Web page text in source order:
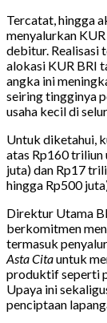
Tercatat, hingga
menyalurkan
debitur. Realisasi
alokasi KUR BRI
angka ini
seiring tingginya
usaha kecil di
Untuk diketahui,
atas Rp160
juta) dan Rp17
hingga Rp500
Direktur Utama
berkomitmen
termasuk
Asta Citauntuk
produktif seperti
Upaya ini
penciptaan